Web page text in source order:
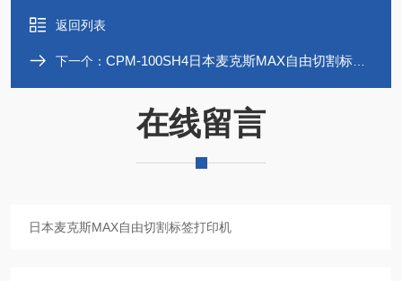
返回列表
下一个： CPM-100SH4日本麦克斯MAX自由切割标签打印机
在线留言